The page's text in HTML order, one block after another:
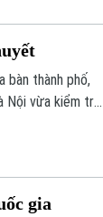
bàn thành phố,
Nội vừa kiểm tra
gia